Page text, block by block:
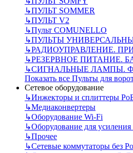
↳ПУЛЬТ SOMMER
↳ПУЛЬТ V2
↳Пульт СOMUNELLO
↳ПУЛЬТЫ
↳РАДИОУПРАВЛЕНИЕ.
↳РЕЗЕРВНОЕ ПИТАНИЕ.
↳СИГНАЛЬНЫЕ ЛАМПЫ.
Показать все Пульты для
Сетевое оборудование
↳Инжекторы и сплиттеры
↳Медиаконвертеры
↳Оборудование Wi-Fi
↳Оборудование для усиления
↳Прочее
↳Сетевые коммутаторы без